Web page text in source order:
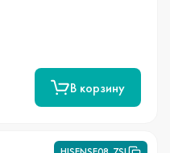
В корзину